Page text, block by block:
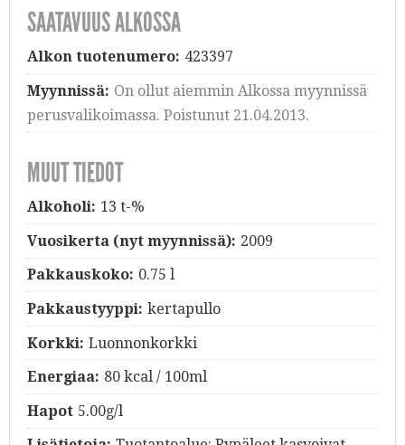
SAATAVUUS ALKOSSA
Alkon tuotenumero: 423397
Myynnissä: On ollut aiemmin Alkossa myynnissä
perusvalikoimassa. Poistunut 21.04.2013.
MUUT TIEDOT
Alkoholi: 13 t-%
Vuosikerta (nyt myynnissä): 2009
Pakkauskoko: 0.75 l
Pakkaustyyppi: kertapullo
Korkki: Luonnonkorkki
Energiaa: 80 kcal / 100ml
Hapot 5.00g/l